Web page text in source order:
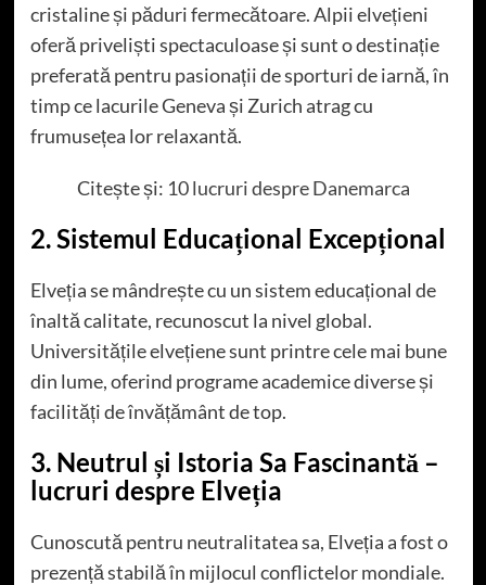
cristaline și păduri fermecătoare. Alpii elvețieni
oferă priveliști spectaculoase și sunt o destinație
preferată pentru pasionații de sporturi de iarnă, în
timp ce lacurile Geneva și Zurich atrag cu
frumusețea lor relaxantă.
Citește și: 10 lucruri despre Danemarca
2. Sistemul Educațional Excepțional
Elveția se mândrește cu un sistem educațional de
înaltă calitate, recunoscut la nivel global.
Universitățile elvețiene sunt printre cele mai bune
din lume, oferind programe academice diverse și
facilități de învățământ de top.
3. Neutrul și Istoria Sa Fascinantă –
lucruri despre Elveția
Cunoscută pentru neutralitatea sa, Elveția a fost o
prezență stabilă în mijlocul conflictelor mondiale.